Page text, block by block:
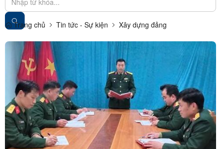
Trang chủ Tin tức - Sự kiện Xây dựng đảng